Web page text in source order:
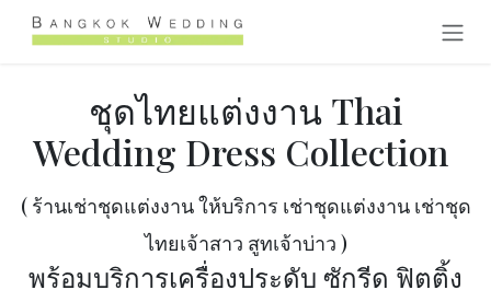
Skip to Content
ชุดไทยแต่งงาน Thai
Wedding Dress Collection
( ร้านเช่าชุดแต่งงาน ให้บริการ เช่าชุดแต่งงาน เช่าชุด
ไทยเจ้าสาว สูทเจ้าบ่าว )
พร้อมบริการเครื่องประดับ ซักรีด ฟิตติ้ง